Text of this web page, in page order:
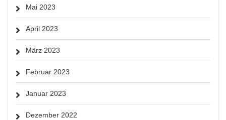
Mai 2023
April 2023
März 2023
Februar 2023
Januar 2023
Dezember 2022